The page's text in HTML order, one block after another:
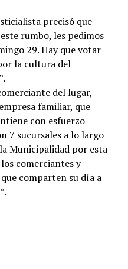
precisó que
rumbo, les pedimos
29. Hay que votar
la cultura del
del lugar,
familiar, que
con esfuerzo
7 sucursales a lo largo
Municipalidad por esta
comerciantes y
comparten su día a